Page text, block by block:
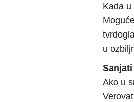
Kada
u
Ako u